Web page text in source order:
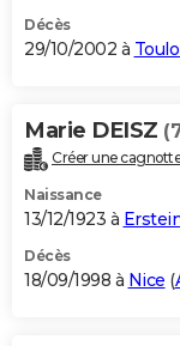
Décès
29/10/2002 à
Marie DEISZ
Créer une
Naissance
13/12/1923 à
Décès
18/09/1998 à Nice (